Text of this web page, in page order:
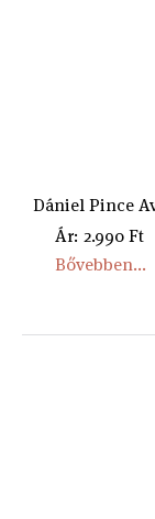
Dániel Pince
Ár: 2.990 Ft
Bővebben...